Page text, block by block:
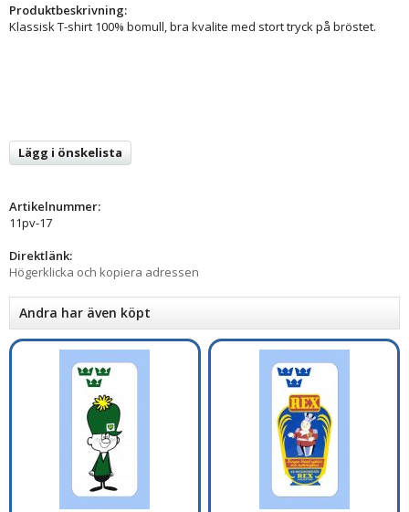
Produktbeskrivning:
Klassisk T-shirt 100% bomull, bra kvalite med stort tryck på bröstet.
Lägg i önskelista
Artikelnummer:
11pv-17
Direktlänk:
Högerklicka och kopiera adressen
Andra har även köpt